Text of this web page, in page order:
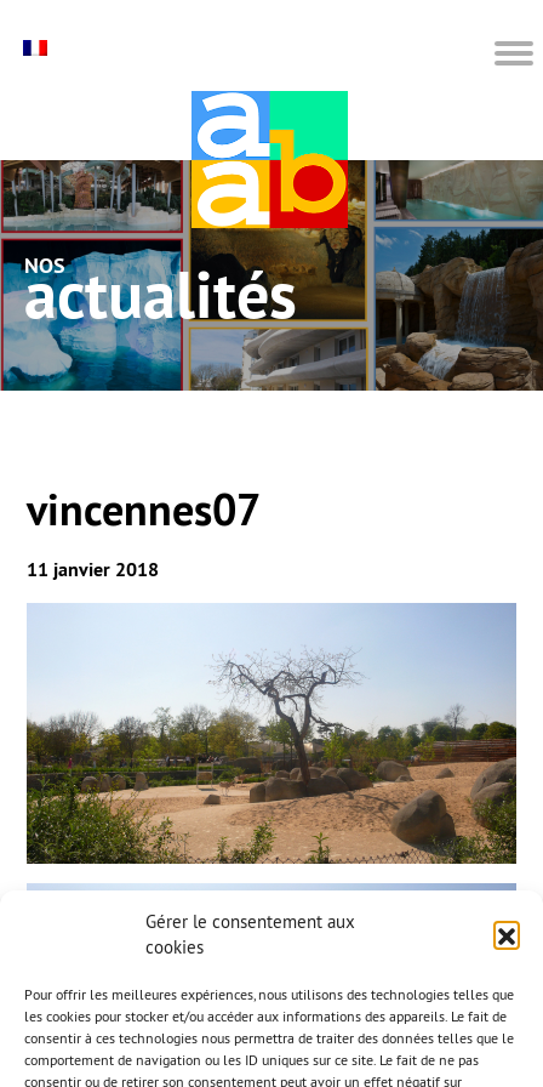
Gérer le consentement aux
cookies
Pour offrir les meilleures expériences, nous utilisons des technologies telles que
les cookies pour stocker et/ou accéder aux informations des appareils. Le fait de
consentir à ces technologies nous permettra de traiter des données telles que le
comportement de navigation ou les ID uniques sur ce site. Le fait de ne pas
consentir ou de retirer son consentement peut avoir un effet négatif sur
nos actualités
vincennes07
11 janvier 2018